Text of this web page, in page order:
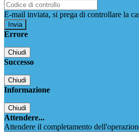
E-mail inviata, si prega di controllare la
Errore
Chiudi
Successo
Chiudi
Informazione
Chiudi
Attendere...
Attendere il completamento